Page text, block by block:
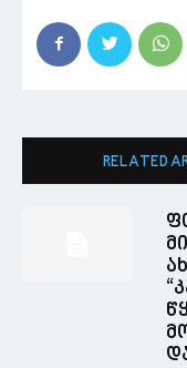
RELATED